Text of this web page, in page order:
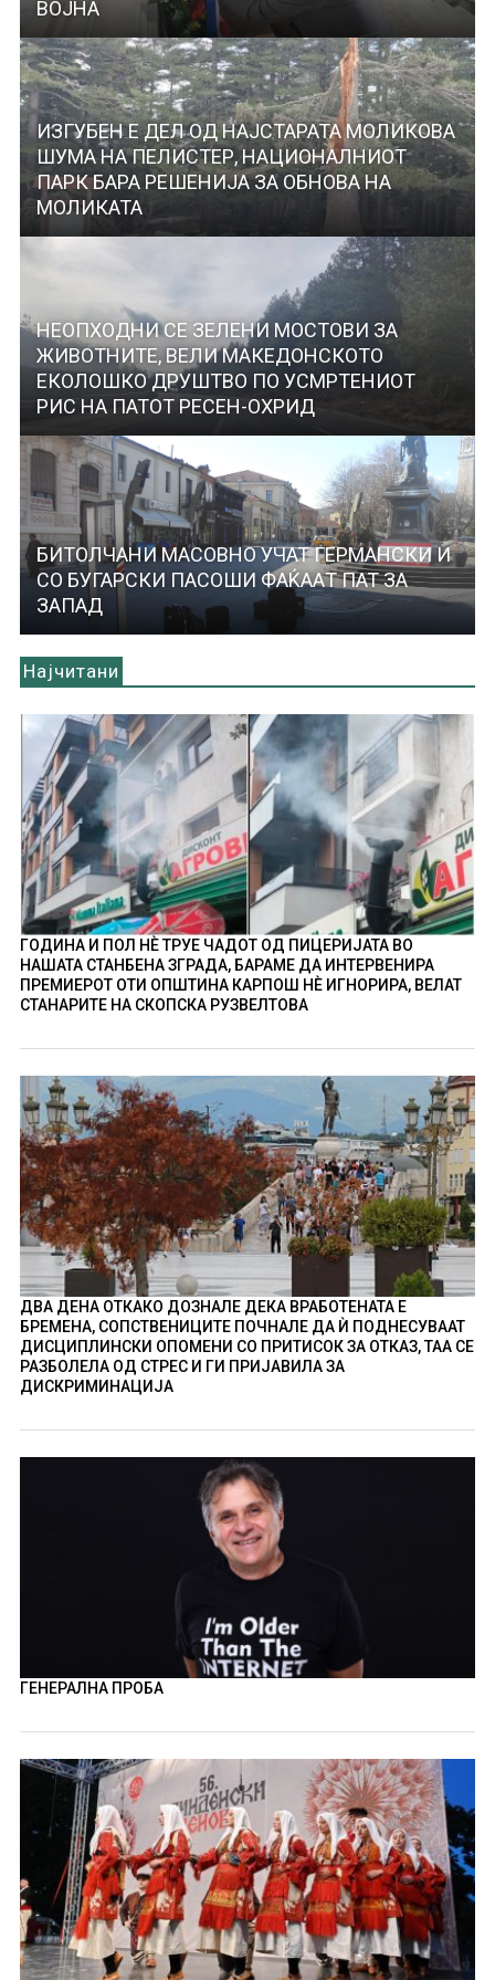
ВОЈНА
ИЗГУБЕН Е ДЕЛ ОД НАЈСТАРАТА МОЛИКОВА
ШУМА НА ПЕЛИСТЕР, НАЦИОНАЛНИОТ
ПАРК БАРА РЕШЕНИЈА ЗА ОБНОВА НА
МОЛИКАТА
НЕОПХОДНИ СЕ ЗЕЛЕНИ МОСТОВИ ЗА
ЖИВОТНИТЕ, ВЕЛИ МАКЕДОНСКОТО
ЕКОЛОШКО ДРУШТВО ПО УСМРТЕНИОТ
РИС НА ПАТОТ РЕСЕН-ОХРИД
БИТОЛЧАНИ МАСОВНО УЧАТ ГЕРМАНСКИ И
СО БУГАРСКИ ПАСОШИ ФАЌАAТ ПАТ ЗА
ЗАПАД
Најчитани
ГОДИНА И ПОЛ НÈ ТРУЕ ЧАДОТ ОД ПИЦЕРИЈАТА ВО
НАШАТА СТАНБЕНА ЗГРАДА, БАРАМЕ ДА ИНТЕРВЕНИРА
ПРЕМИЕРОТ ОТИ ОПШТИНА КАРПОШ НÈ ИГНОРИРА, ВЕЛАТ
СТАНАРИТЕ НА СКОПСКА РУЗВЕЛТОВА
ДВА ДЕНА ОТКАКО ДОЗНАЛЕ ДЕКА ВРАБОТЕНАТА Е
БРЕМЕНА, СОПСТВЕНИЦИТЕ ПОЧНАЛЕ ДА Ѝ ПОДНЕСУВААТ
ДИСЦИПЛИНСКИ ОПОМЕНИ СО ПРИТИСОК ЗА ОТКАЗ, ТАА СЕ
РАЗБОЛЕЛА ОД СТРЕС И ГИ ПРИЈАВИЛА ЗА
ДИСКРИМИНАЦИЈА
ГЕНЕРАЛНА ПРОБА